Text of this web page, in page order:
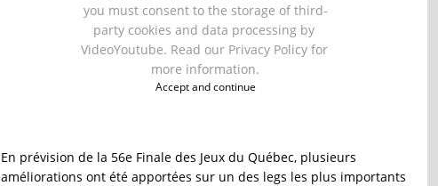
you must consent to the storage of third-
party cookies and data processing by
VideoYoutube. Read our Privacy Policy for
more information.
Accept and continue
En prévision de la 56e Finale des Jeux du Québec, plusieurs
améliorations ont été apportées sur un des legs les plus importants